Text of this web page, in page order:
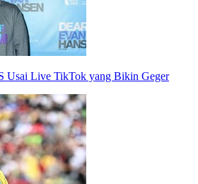
Usai Live TikTok yang Bikin Geger